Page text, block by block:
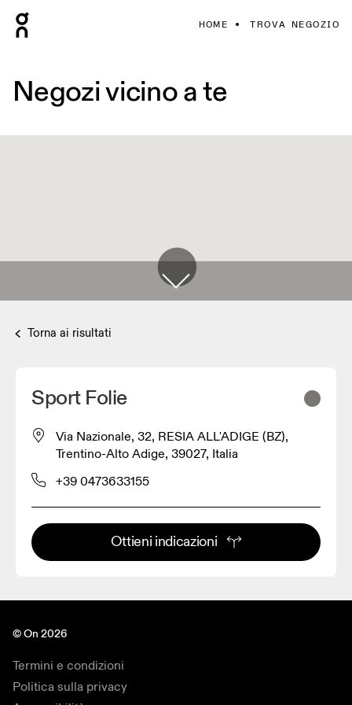
HOME TROVA NEGOZIO
Negozi vicino a te
Torna ai risultati
Sport Folie
Via Nazionale, 32, RESIA ALL'ADIGE (BZ),
Trentino-Alto Adige, 39027, Italia
+39 0473633155
Ottieni indicazioni
© On 2026
Termini e condizioni
Politica sulla privacy